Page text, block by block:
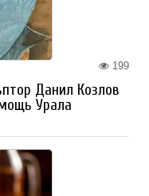
199
Данил Козлов
Урала